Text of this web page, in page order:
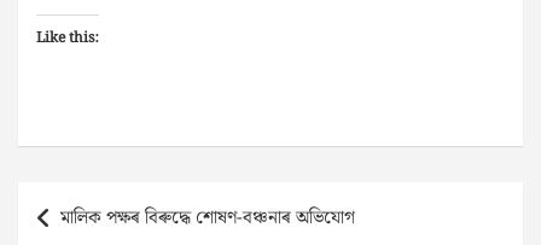
Like this:
Postমালিক পক্ষৰ বিৰুদ্ধে শোষণ-বঞ্চনাৰ অভিযোগ